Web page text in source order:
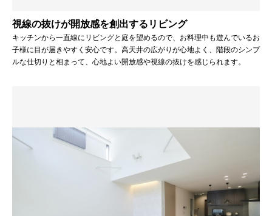
視線の抜けが開放感を創出するリビング
キッチンから一直線にリビングと庭を望めるので、お料理中も遊んでいるお
子様に目が届きやすく安心です。高天井の広がりが心地よく、階段のシンプ
ルな仕切りと相まって、心地よい開放感や視線の抜けを感じられます。